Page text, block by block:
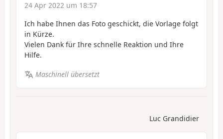
24 Apr 2022 um 18:57
Ich habe Ihnen das Foto geschickt, die Vorlage folgt
in Kürze.
Vielen Dank für Ihre schnelle Reaktion und Ihre
Hilfe.
Maschinell übersetzt
Luc Grandidier